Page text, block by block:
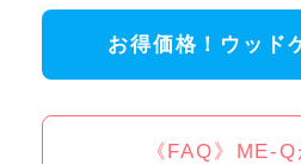
お得価格！ウッド
《FAQ》ME-